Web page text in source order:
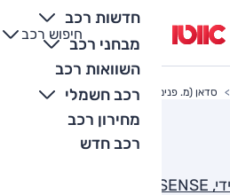
חדשות רכב
מבחני רכב
השוואות רכב
רכב חשמלי
מחירון רכב
רכב חדש
חיפוש רכב
+
-
סדאן (מ. פנים) 1.8 ל' היברידי, SENSE